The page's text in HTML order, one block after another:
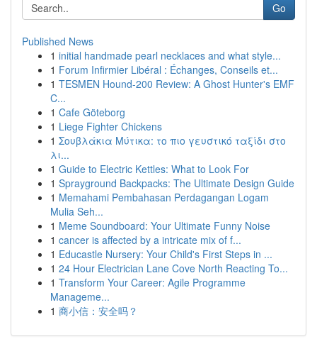
Go
Published News
1 initial handmade pearl necklaces and what style...
1 Forum Infirmier Libéral : Échanges, Conseils et...
1 TESMEN Hound-200 Review: A Ghost Hunter's EMF
C...
1 Cafe Göteborg
1 Liege Fighter Chickens
1 Σουβλάκια Μύτικα: το πιο γευστικό ταξίδι στο
λι...
1 Guide to Electric Kettles: What to Look For
1 Sprayground Backpacks: The Ultimate Design Guide
1 Memahami Pembahasan Perdagangan Logam
Mulia Seh...
1 Meme Soundboard: Your Ultimate Funny Noise
1 cancer is affected by a intricate mix of f...
1 Educastle Nursery: Your Child's First Steps in ...
1 24 Hour Electrician Lane Cove North Reacting To...
1 Transform Your Career: Agile Programme
Manageme...
1 商小信：安全吗？